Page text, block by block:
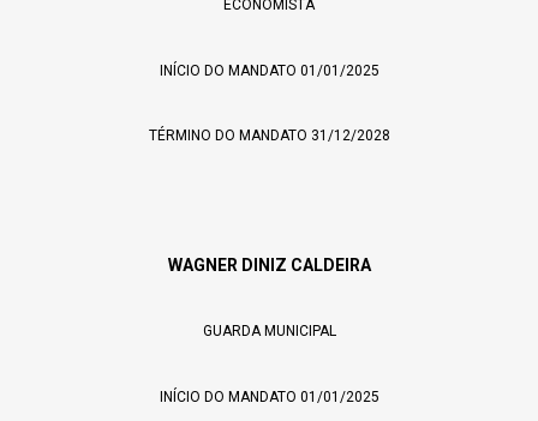
ECONOMISTA
INÍCIO DO MANDATO 01/01/2025
TÉRMINO DO MANDATO 31/12/2028
WAGNER DINIZ CALDEIRA
GUARDA MUNICIPAL
INÍCIO DO MANDATO 01/01/2025